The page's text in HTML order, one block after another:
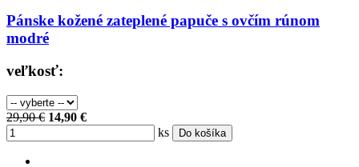
Pánske kožené zateplené papuče s ovčím rúnom
modré
veľkosť:
29,90 € 14,90 €
ks
Do košíka